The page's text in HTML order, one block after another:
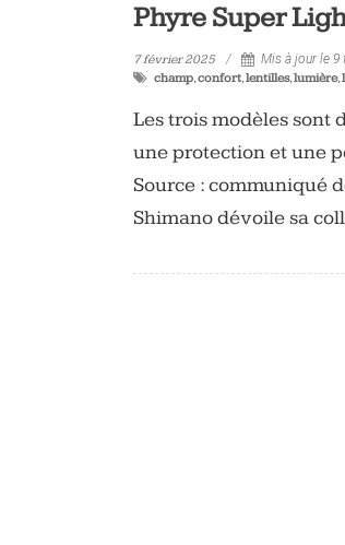
Phyre Super
7 février 2025 Mis à jour le 9
champ,confort,lentilles,lumière,
Les trois modèles sont
une protection et une
Source : communiqué
Shimano dévoile sa